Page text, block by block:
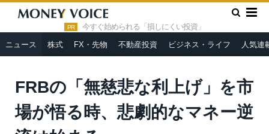
PR 今すぐ始められる「損しにくい投資」
ニュース 株式 FX・先物 不動産投資 ビジネス・ライフ 人気連
HOME » ニュース »
FRBの「無慈悲な利上げ」を市場が悟る
時、悲劇的なマネー逆流は始まる
FRBの「無慈悲な利上げ」を市
場が悟る時、悲劇的なマネー逆